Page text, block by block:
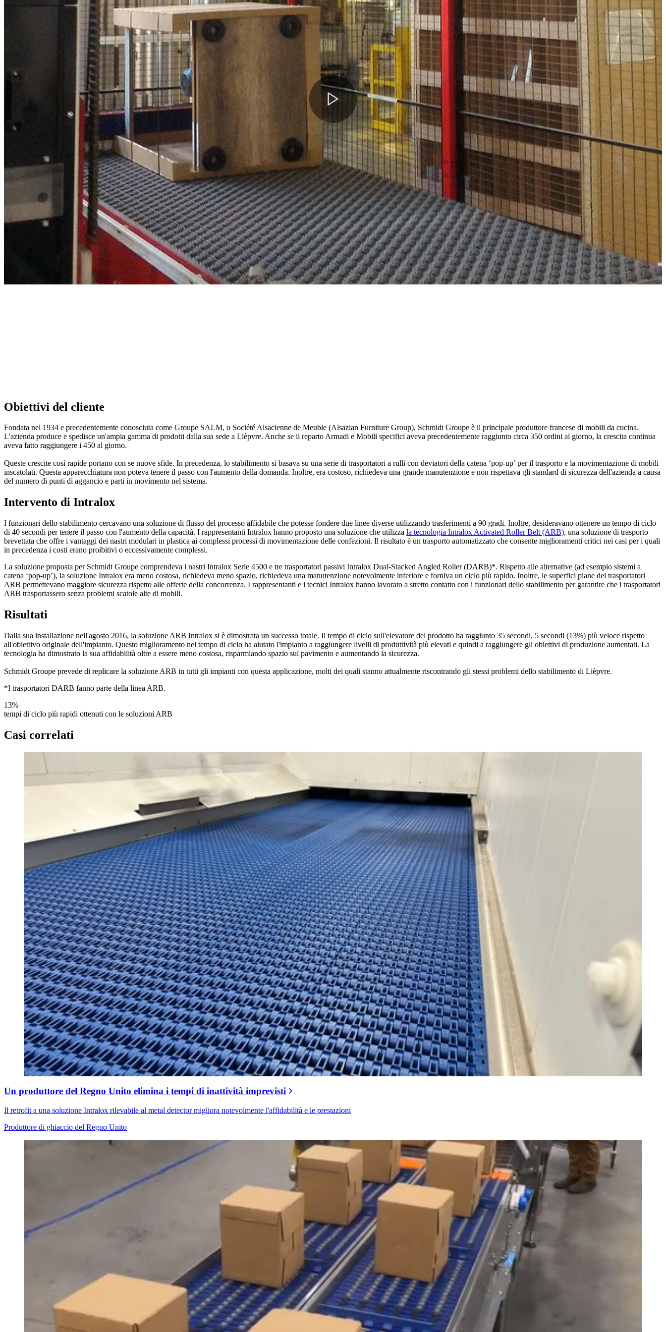
Obiettivi del cliente
Fondata nel 1934 e precedentemente conosciuta come Groupe SALM, o Société Alsacienne de Meuble (Alsazian Furniture Group), Schmidt Groupe è il principale produttore francese di mobili da cucina.
L'azienda produce e spedisce un'ampia gamma di prodotti dalla sua sede a Lièpvre. Anche se il reparto Armadi e Mobili specifici aveva precedentemente raggiunto circa 350 ordini al giorno, la crescita continua
aveva fatto raggiungere i 450 al giorno.
Queste crescite così rapide portano con se nuove sfide. In precedenza, lo stabilimento si basava su una serie di trasportatori a rulli con deviatori della catena ‘pop-up’ per il trasporto e la movimentazione di mobili
inscatolati. Questa apparecchiatura non poteva tenere il passo con l'aumento della domanda. Inoltre, era costoso, richiedeva una grande manutenzione e non rispettava gli standard di sicurezza dell'azienda a causa
del numero di punti di aggancio e parti in movimento nel sistema.
Intervento di Intralox
I funzionari dello stabilimento cercavano una soluzione di flusso del processo affidabile che potesse fondere due linee diverse utilizzando trasferimenti a 90 gradi. Inoltre, desideravano ottenere un tempo di ciclo
di 40 secondi per tenere il passo con l'aumento della capacità. I rappresentanti Intralox hanno proposto una soluzione che utilizza la tecnologia Intralox Activated Roller Belt (ARB), una soluzione di trasporto
brevettata che offre i vantaggi dei nastri modulari in plastica ai complessi processi di movimentazione delle confezioni. Il risultato è un trasporto automatizzato che consente miglioramenti critici nei casi per i quali
in precedenza i costi erano proibitivi o eccessivamente complessi.
La soluzione proposta per Schmidt Groupe comprendeva i nastri Intralox Serie 4500 e tre trasportatori passivi Intralox Dual-Stacked Angled Roller (DARB)*. Rispetto alle alternative (ad esempio sistemi a
catena ‘pop-up’), la soluzione Intralox era meno costosa, richiedeva meno spazio, richiedeva una manutenzione notevolmente inferiore e forniva un ciclo più rapido. Inoltre, le superfici piane dei trasportatori
ARB permettevano maggiore sicurezza rispetto alle offerte della concorrenza. I rappresentanti e i tecnici Intralox hanno lavorato a stretto contatto con i funzionari dello stabilimento per garantire che i trasportatori
ARB trasportassero senza problemi scatole alte di mobili.
Risultati
Dalla sua installazione nell'agosto 2016, la soluzione ARB Intralox si è dimostrata un successo totale. Il tempo di ciclo sull'elevatore del prodotto ha raggiunto 35 secondi, 5 secondi (13%) più veloce rispetto
all'obiettivo originale dell'impianto. Questo miglioramento nel tempo di ciclo ha aiutato l'impianto a raggiungere livelli di produttività più elevati e quindi a raggiungere gli obiettivi di produzione aumentati. La
tecnologia ha dimostrato la sua affidabilità oltre a essere meno costosa, risparmiando spazio sul pavimento e aumentando la sicurezza.
Schmidt Groupe prevede di replicare la soluzione ARB in tutti gli impianti con questa applicazione, molti dei quali stanno attualmente riscontrando gli stessi problemi dello stabilimento di Lièpvre.
*I trasportatori DARB fanno parte della linea ARB.
13%
tempi di ciclo più rapidi ottenuti con le soluzioni ARB
Casi correlati
Un produttore del Regno Unito elimina i tempi di inattività imprevisti
Il retrofit a una soluzione Intralox rilevabile al metal detector migliora notevolmente l'affidabilità e le prestazioni
Produttore di ghiaccio del Regno Unito